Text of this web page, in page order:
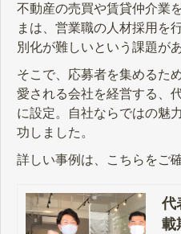
不動産の売買や賃貸仲介業
まは、営業職の人材採用を
別化が難しいという課題が
そこで、応募者を集めるた
愛される会社を経営する、
に設定。自社ならではの魅
功しました。
詳しい事例は、こちらをご
代
載